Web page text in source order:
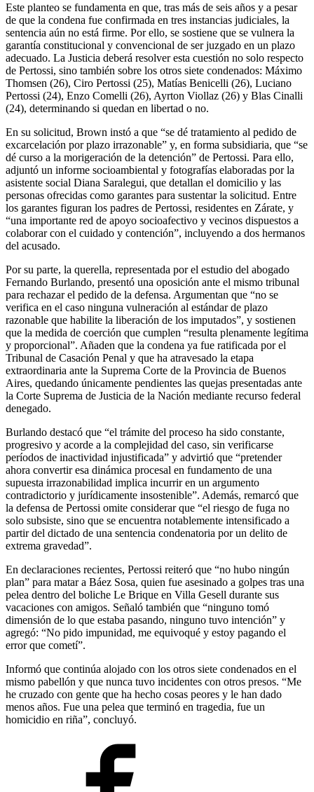
Este planteo se fundamenta en que, tras más de seis años y a pesar
de que la condena fue confirmada en tres instancias judiciales, la
sentencia aún no está firme. Por ello, se sostiene que se vulnera la
garantía constitucional y convencional de ser juzgado en un plazo
adecuado. La Justicia deberá resolver esta cuestión no solo respecto
de Pertossi, sino también sobre los otros siete condenados: Máximo
Thomsen (26), Ciro Pertossi (25), Matías Benicelli (26), Luciano
Pertossi (24), Enzo Comelli (26), Ayrton Viollaz (26) y Blas Cinalli
(24), determinando si quedan en libertad o no.
En su solicitud, Brown instó a que “se dé tratamiento al pedido de
excarcelación por plazo irrazonable” y, en forma subsidiaria, que “se
dé curso a la morigeración de la detención” de Pertossi. Para ello,
adjuntó un informe socioambiental y fotografías elaboradas por la
asistente social Diana Saralegui, que detallan el domicilio y las
personas ofrecidas como garantes para sustentar la solicitud. Entre
los garantes figuran los padres de Pertossi, residentes en Zárate, y
“una importante red de apoyo socioafectivo y vecinos dispuestos a
colaborar con el cuidado y contención”, incluyendo a dos hermanos
del acusado.
Por su parte, la querella, representada por el estudio del abogado
Fernando Burlando, presentó una oposición ante el mismo tribunal
para rechazar el pedido de la defensa. Argumentan que “no se
verifica en el caso ninguna vulneración al estándar de plazo
razonable que habilite la liberación de los imputados”, y sostienen
que la medida de coerción que cumplen “resulta plenamente legítima
y proporcional”. Añaden que la condena ya fue ratificada por el
Tribunal de Casación Penal y que ha atravesado la etapa
extraordinaria ante la Suprema Corte de la Provincia de Buenos
Aires, quedando únicamente pendientes las quejas presentadas ante
la Corte Suprema de Justicia de la Nación mediante recurso federal
denegado.
Burlando destacó que “el trámite del proceso ha sido constante,
progresivo y acorde a la complejidad del caso, sin verificarse
períodos de inactividad injustificada” y advirtió que “pretender
ahora convertir esa dinámica procesal en fundamento de una
supuesta irrazonabilidad implica incurrir en un argumento
contradictorio y jurídicamente insostenible”. Además, remarcó que
la defensa de Pertossi omite considerar que “el riesgo de fuga no
solo subsiste, sino que se encuentra notablemente intensificado a
partir del dictado de una sentencia condenatoria por un delito de
extrema gravedad”.
En declaraciones recientes, Pertossi reiteró que “no hubo ningún
plan” para matar a Báez Sosa, quien fue asesinado a golpes tras una
pelea dentro del boliche Le Brique en Villa Gesell durante sus
vacaciones con amigos. Señaló también que “ninguno tomó
dimensión de lo que estaba pasando, ninguno tuvo intención” y
agregó: “No pido impunidad, me equivoqué y estoy pagando el
error que cometí”.
Informó que continúa alojado con los otros siete condenados en el
mismo pabellón y que nunca tuvo incidentes con otros presos. “Me
he cruzado con gente que ha hecho cosas peores y le han dado
menos años. Fue una pelea que terminó en tragedia, fue un
homicidio en riña”, concluyó.